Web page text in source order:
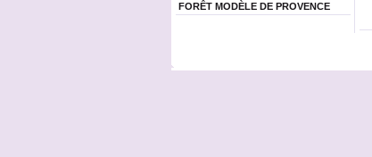
FORÊT MODÈLE DE PROVENCE